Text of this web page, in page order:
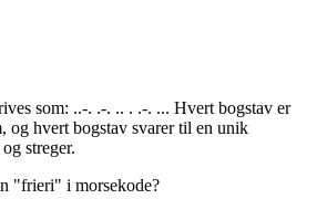
som: ..-. .-. .. . .-. ... Hvert bogstav er
og hvert bogstav svarer til en unik
streger.
"frieri" i morsekode?